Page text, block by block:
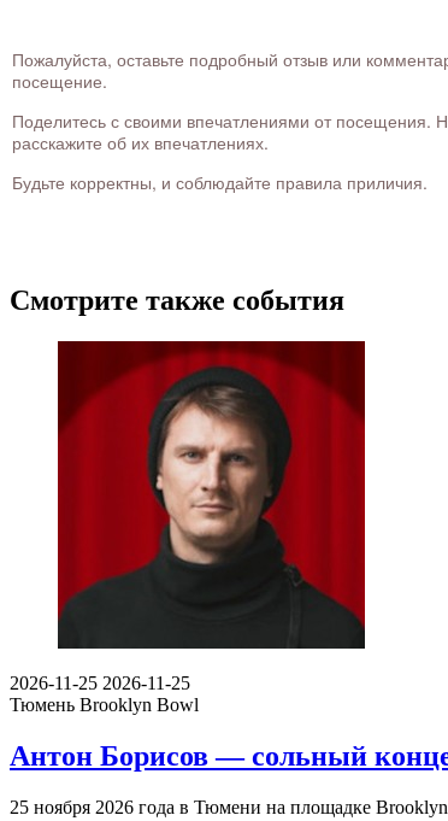
Пожалуйста, оставьте подробный отзыв или
посещение.
Поделитесь с своими впечатлениями от посещения.
расскажите об их впечатлениях.
Будьте корректны, и соблюдайте правила приличия.
Смотрите также события
2026-11-25 2026-11-25
Тюмень Brooklyn Bowl
Антон Борисов — сольный
25 ноября 2026 года в Тюмени на площадке